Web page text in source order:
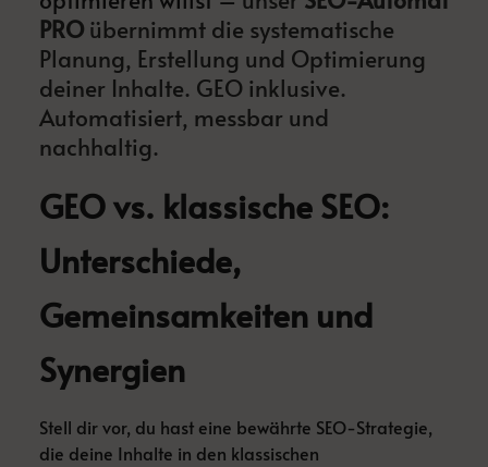
PRO übernimmt die systematische
Planung, Erstellung und Optimierung
deiner Inhalte. GEO inklusive.
Automatisiert, messbar und
nachhaltig.
GEO vs. klassische SEO:
Unterschiede,
Gemeinsamkeiten und
Synergien
Stell dir vor, du hast eine bewährte SEO-Strategie,
die deine Inhalte in den klassischen